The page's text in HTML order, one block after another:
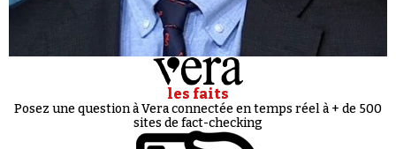
les faits
Posez une question à Vera connectée en temps réel à + de 500
sites de fact-checking